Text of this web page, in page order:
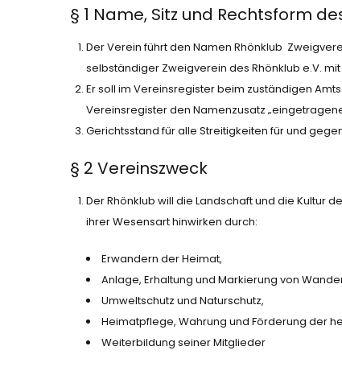
§ 1 Name, Sitz und Rechtsform
Der Verein führt den Namen Rhönklub
selbständiger Zweigverein des Rhönklub e.V. mit
Er soll im Vereinsregister beim zuständigen
Vereinsregister den Namenzusatz
Gerichtsstand für alle Streitigkeiten für und
§ 2 Vereinszweck
Der Rhönklub will die Landschaft und die Kultur
ihrer Wesensart hinwirken durch:
Erwandern der Heimat,
Anlage, Erhaltung und Markierung von
Umweltschutz und Naturschutz,
Heimatpflege, Wahrung und Förderung der
Weiterbildung seiner Mitglieder